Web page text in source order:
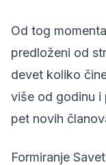
Od tog
predloženi od
devet koliko
više od godinu i
pet novih
Formiranje